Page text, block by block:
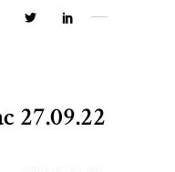
27.09.22